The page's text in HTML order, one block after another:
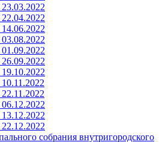
собрания внутригородского